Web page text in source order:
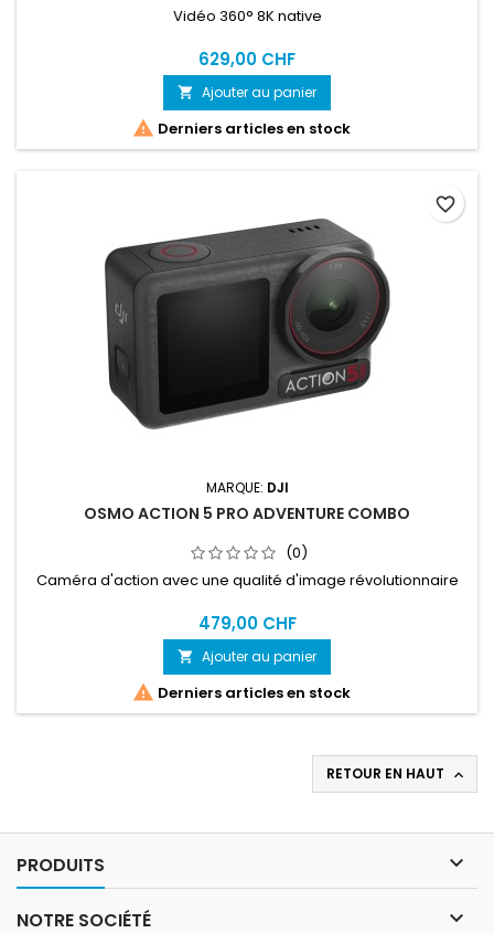
Vidéo 360° 8K native
629,00 CHF
 Ajouter au panier
 Derniers articles en stock
MARQUE: DJI
OSMO ACTION 5 PRO ADVENTURE COMBO
(0)
Caméra d'action avec une qualité d'image révolutionnaire
479,00 CHF
 Ajouter au panier
 Derniers articles en stock
favorite_border
RETOUR EN HAUT 
PRODUITS 
NOTRE SOCIÉTÉ 